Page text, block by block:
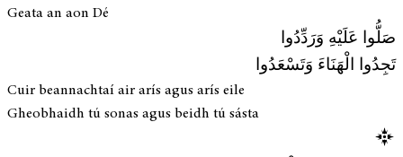
Geata an aon Dé
صَلُّوا عَلَيْهِ وَرَدِّدُوا
تَجِدُوا الْهَنَاءَ وَتَسْعَدُوا
Cuir beannachtaí air arís agus arís eile
Gheobhaidh tú sonas agus beidh tú sásta